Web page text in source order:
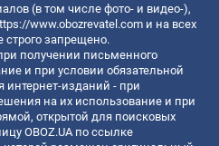
(в том числе фото- и видео-),
www.obozrevatel.com и на всех
запрещено.
получении письменного
и при условии обязательной
интернет-изданий - при
на их использование и при
открытой для поисковых
OBOZ.UA по ссылке